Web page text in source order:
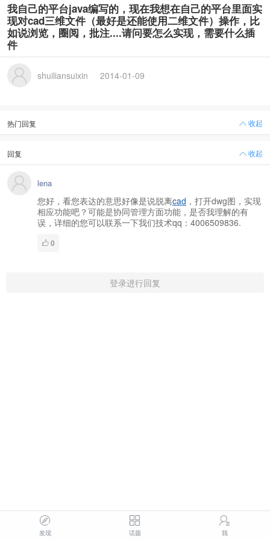
我自己的平台java编写的，现在我想在自己的平台里面实
现对cad三维文件（最好是还能使用二维文件）操作，比
如说浏览，圈阅，批注....请问要怎么实现，需要什么插
件
shuiliansuixin 2014-01-09
热门回复 收起
回复 收起
lena
您好，看您表达的意思好像是说脱离cad ，打开dwg图，实现
相应功能吧？可能是协同管理方面功能，是否我理解的有
误，详细的您可以联系一下我们技术qq：4006509836.
0
登录进行回复
发现 话题 我